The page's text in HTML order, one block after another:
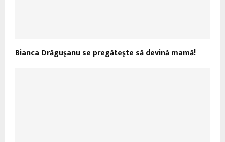
Bianca Drăguşanu se pregăteşte să devină mamă!